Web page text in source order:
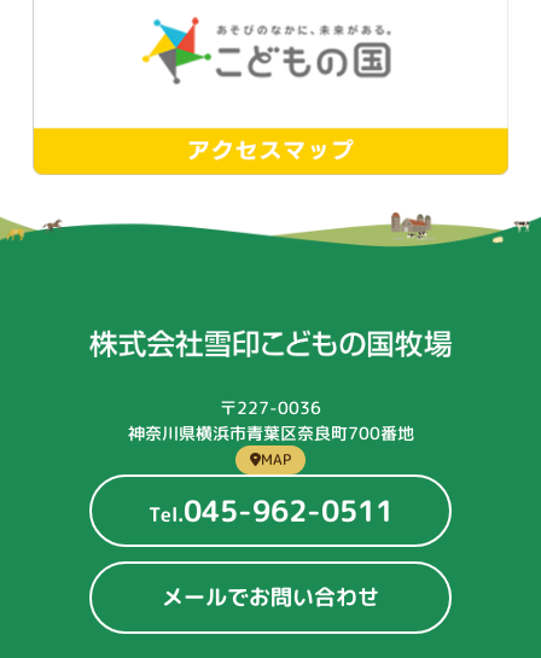
〒227-0036
神奈川県横浜市青葉区奈良町700番地
MAP
Tel.045-962-0511
メールでお問い合わせ